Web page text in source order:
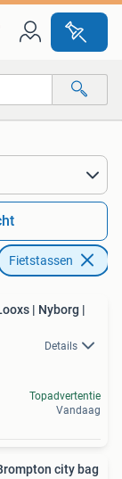
Fietstassen
| Nyborg |
Details
Topadvertentie
Vandaag
city bag